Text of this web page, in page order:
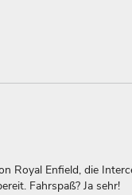
Royal Enfield, die
Fahrspaß? Ja sehr!